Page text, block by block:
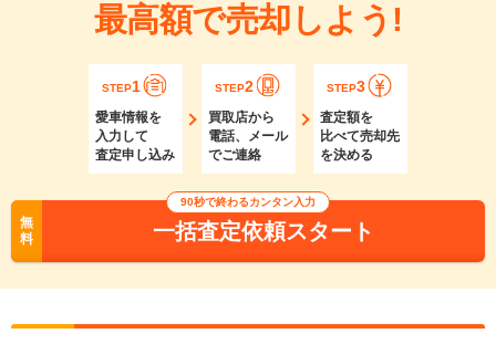
最高額で売却しよう!
STEP1
愛車情報を
入力して
査定申し込み
STEP2
買取店から
電話、メール
でご連絡
STEP3
査定額を
比べて売却先
を決める
無
料
90秒で終わるカンタン入力
一括査定依頼スタート